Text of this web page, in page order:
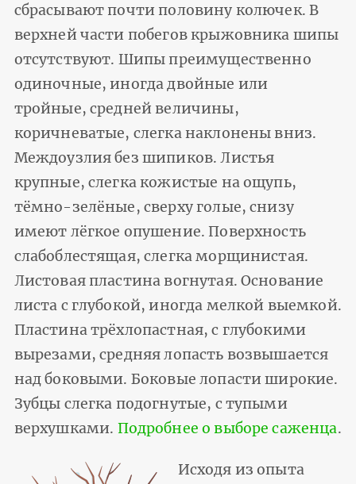
сбрасывают почти половину колючек. В
верхней части побегов крыжовника шипы
отсутствуют. Шипы преимущественно
одиночные, иногда двойные или
тройные, средней величины,
коричневатые, слегка наклонены вниз.
Междоузлия без шипиков. Листья
крупные, слегка кожистые на ощупь,
тёмно-зелёные, сверху голые, снизу
имеют лёгкое опушение. Поверхность
слабоблестящая, слегка морщинистая.
Листовая пластина вогнутая. Основание
листа с глубокой, иногда мелкой выемкой.
Пластина трёхлопастная, с глубокими
вырезами, средняя лопасть возвышается
над боковыми. Боковые лопасти широкие.
Зубцы слегка подогнутые, с тупыми
верхушками. Подробнее о выборе саженца.
Исходя из опыта